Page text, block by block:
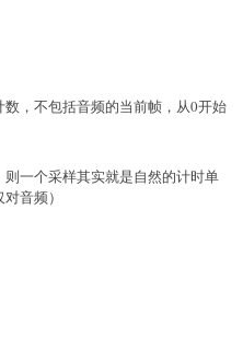
，不包括音频的当前帧，从0开始
一个采样其实就是自然的计时单
音频）